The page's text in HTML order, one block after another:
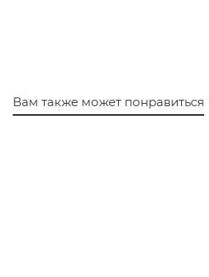
Вам также может понравиться